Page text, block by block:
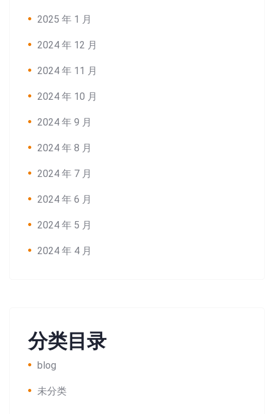
2025 年 1 月
2024 年 12 月
2024 年 11 月
2024 年 10 月
2024 年 9 月
2024 年 8 月
2024 年 7 月
2024 年 6 月
2024 年 5 月
2024 年 4 月
分类目录
blog
未分类